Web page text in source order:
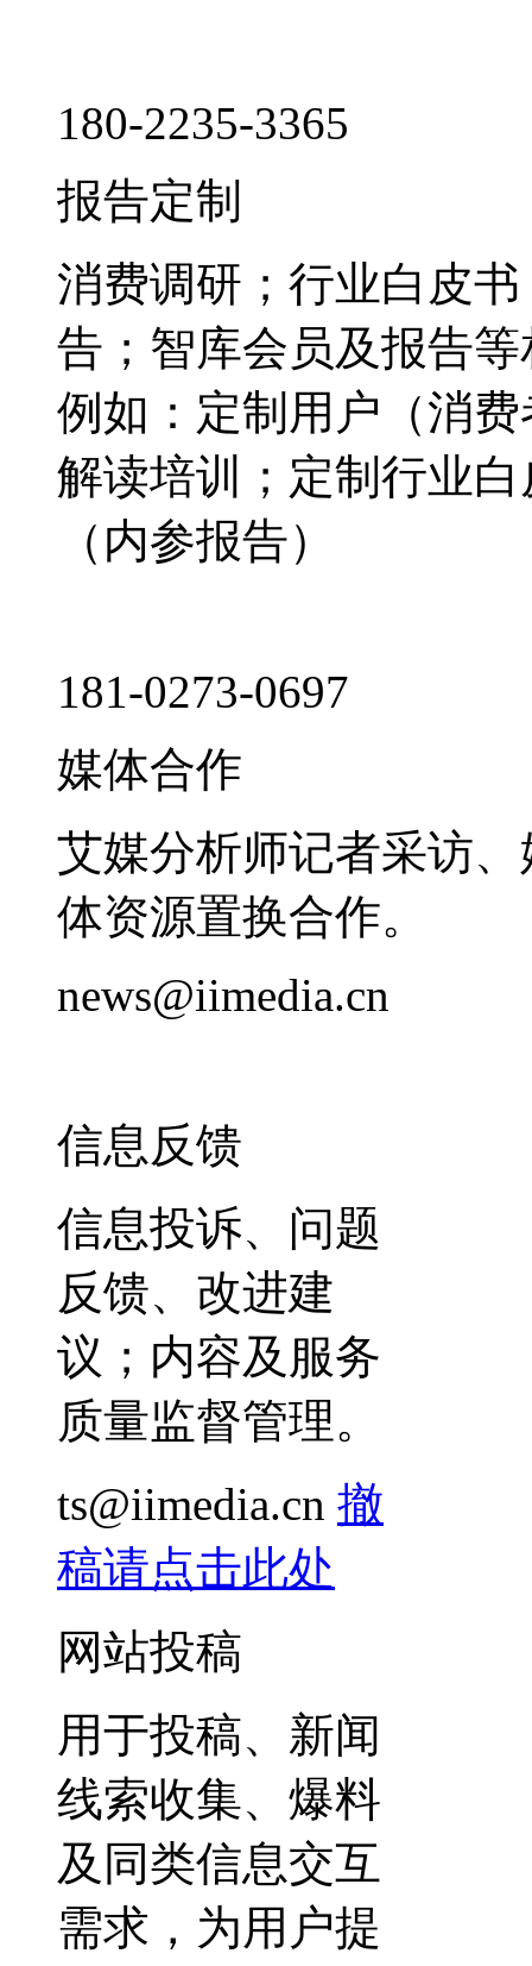
180-2235-3365
报告定制
消费调研；行业白皮
告；智库会员及报告
例如：定制用户（消
解读培训；定制行业
（内参报告）
181-0273-0697
媒体合作
艾媒分析师记者采访
体资源置换合作。
news@iimedia.cn
信息反馈
信息投诉、问题
反馈、改进建
议；内容及服务
质量监督管理。
ts@iimedia.cn 撤
稿请点击此处
网站投稿
用于投稿、新闻
线索收集、爆料
及同类信息交互
需求，为用户提